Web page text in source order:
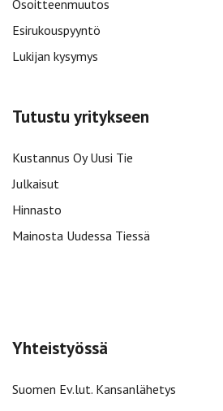
Osoitteenmuutos
Esirukouspyyntö
Lukijan kysymys
Tutustu yritykseen
Kustannus Oy Uusi Tie
Julkaisut
Hinnasto
Mainosta Uudessa Tiessä
Yhteistyössä
Suomen Ev.lut. Kansanlähetys